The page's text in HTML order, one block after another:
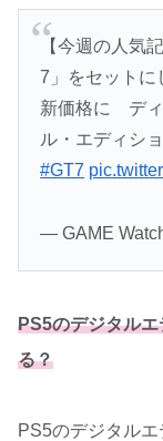
【今週の人気
7」をセットに
新価格に ディ
ル・エディシ
#GT7
— GAME
PS5のデジタル
る？
PS5のデジタル